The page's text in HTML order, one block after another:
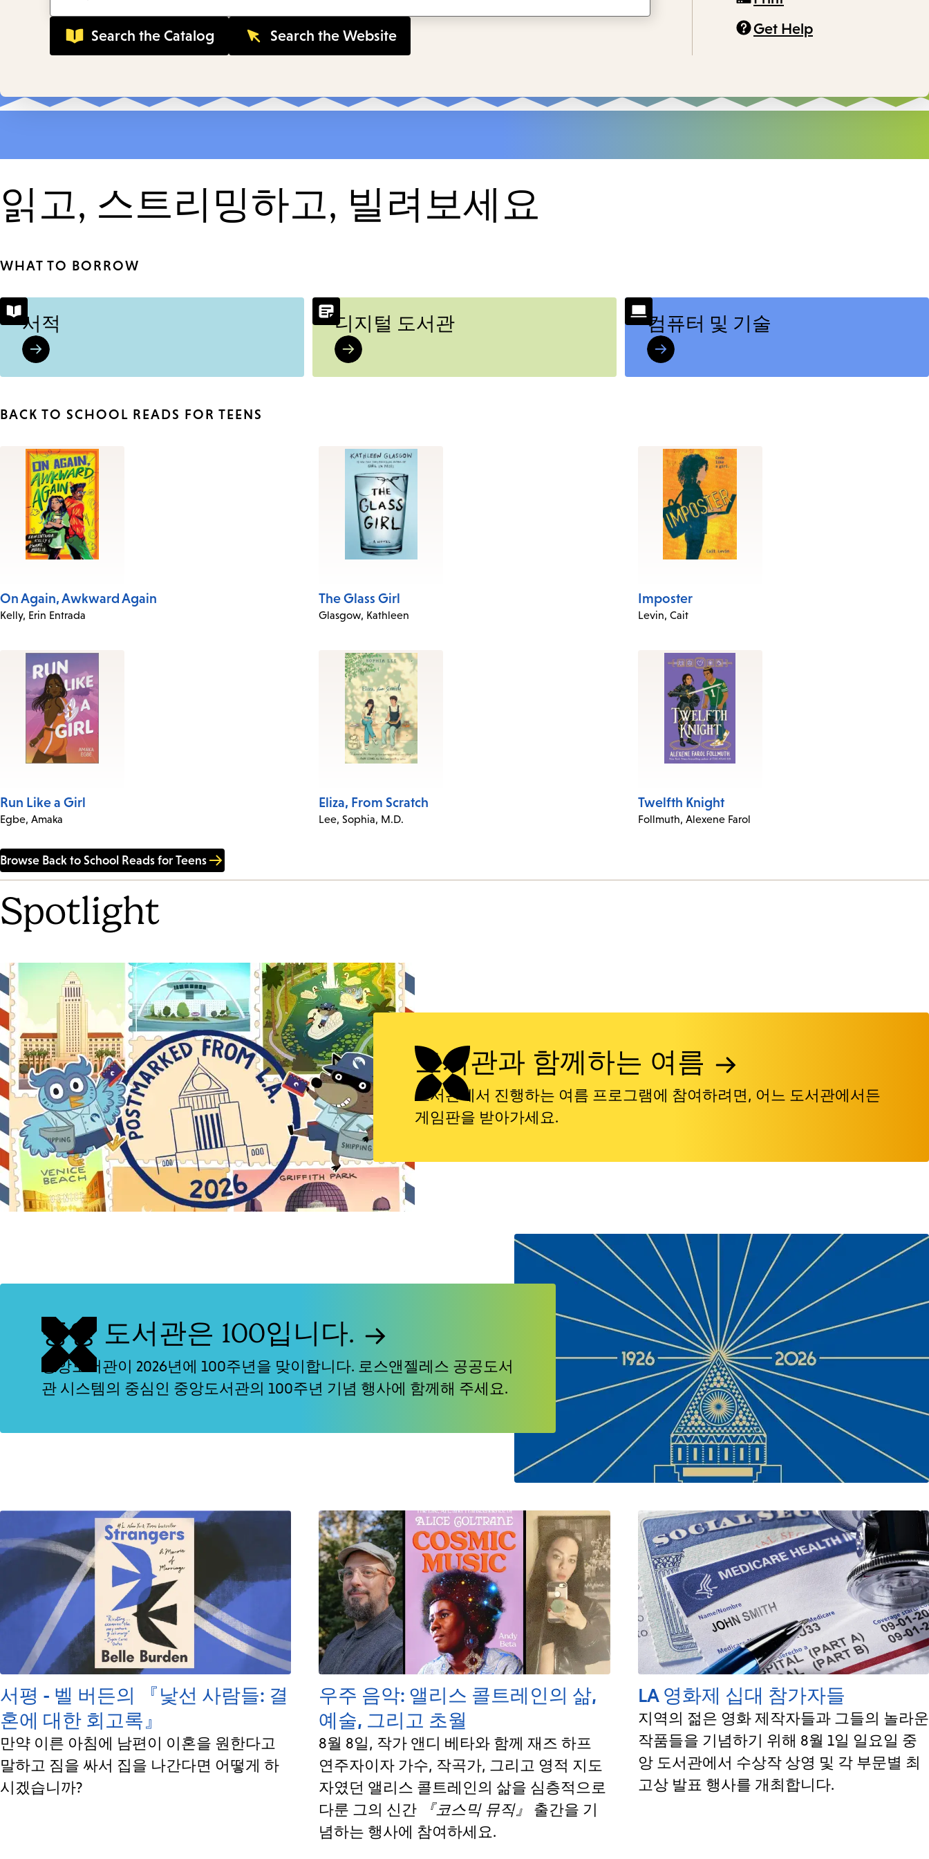
keywords
Get Help
읽고, 스트리밍하고, 빌려보세요
WHAT TO BORROW
서적 디지털 도서관 컴퓨터 및 기술
BACK TO SCHOOL READS FOR TEENS
Books
this
List
On Again, Awkward Again
Kelly, Erin Entrada
The Glass Girl
Glasgow, Kathleen
Imposter
Levin, Cait
Run Like a Girl
Egbe, Amaka
Eliza, From Scratch
Lee, Sophia, M.D.
Twelfth Knight
Follmuth, Alexene Farol
Browse Back to School Reads for Teens
Spotlight
도서관과 함께하는 여름
도서관에서 진행하는 여름 프로그램에 참여하려면, 어느 도서관에서든
게임판을 받아가세요.
중앙 도서관은 100입니다.
중앙도서관이 2026년에 100주년을 맞이합니다. 로스앤젤레스 공공도서
관 시스템의 중심인 중앙도서관의 100주년 기념 행사에 함께해 주세요.
서평 - 벨 버든의 『낯선 사람들: 결
혼에 대한 회고록』
만약 이른 아침에 남편이 이혼을 원한다고
말하고 짐을 싸서 집을 나간다면 어떻게 하
시겠습니까?
우주 음악: 앨리스 콜트레인의 삶,
예술, 그리고 초월
8월 8일, 작가 앤디 베타와 함께 재즈 하프
연주자이자 가수, 작곡가, 그리고 영적 지도
자였던 앨리스 콜트레인의 삶을 심층적으로
다룬 그의 신간
『코스믹 뮤직』
출간을 기
념하는 행사에 참여하세요.
LA 영화제 십대 참가자들
지역의 젊은 영화 제작자들과 그들의 놀라운
작품들을 기념하기 위해 8월 1일 일요일 중
앙 도서관에서 수상작 상영 및 각 부문별 최
고상 발표 행사를 개최합니다.